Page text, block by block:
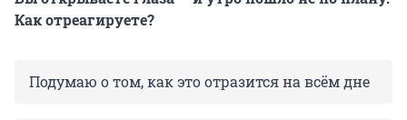
Как отреагируете?
Подумаю о том, как это отразится на всём дне